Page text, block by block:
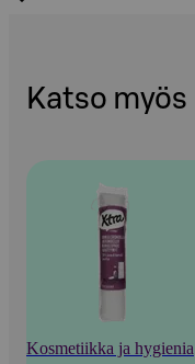
Katso myös
Kosmetiikka ja hygienia